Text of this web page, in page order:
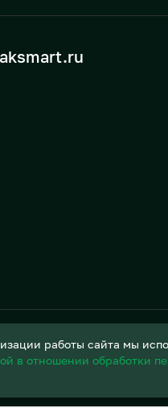
работы сайта мы
в отношении обработки